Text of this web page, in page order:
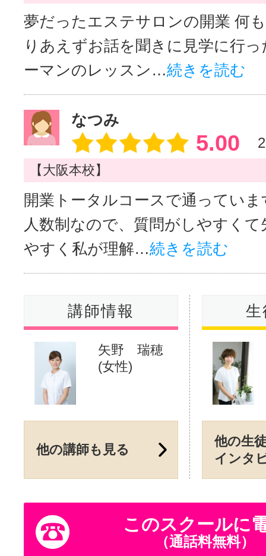
夢だったエステサロンの開業 何
りあえずお話を聞きに見学に行
ーマンのレッスン…続きを読む
なつみ
5.00
【大阪本校】
開業トータルコースで通ってい
人数制なので、質問がしやすく
やすく私が理解…続きを読む
講師情報
矢野 瑞穂
(女性)
他の講師も見る
生
他の生
インタ
このスクールに
（通話料無料）